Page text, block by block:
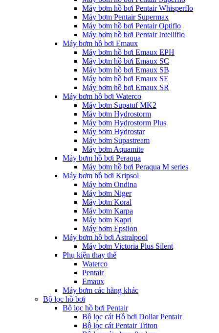
Máy bơm hồ bơi Pentair Whisperflo
Máy bơm Pentair Supermax
Máy bơm hồ bơi Pentair Optiflo
Máy bơm hồ bơi Pentair Intelliflo
Máy bơm hồ bơi Emaux
Máy bơm hồ bơi Emaux EPH
Máy bơm hồ bơi Emaux SC
Máy bơm hồ bơi Emaux SB
Máy bơm hồ bơi Emaux SE
Máy bơm hồ bơi Emaux SR
Máy bơm hồ bơi Waterco
Máy bơm Supatuf MK2
Máy bơm Hydrostorm
Máy bơm Hydrostorm Plus
Máy bơm Hydrostar
Máy bơm Supastream
Máy bơm Aquamite
Máy bơm hồ bơi Peraqua
Máy bơm hồ bơi Peraqua M series
Máy bơm hồ bơi Kripsol
Máy bơm Ondina
Máy bơm Niger
Máy bơm Koral
Máy bơm Karpa
Máy bơm Kapri
Máy bơm Epsilon
Máy bơm hồ bơi Astralpool
Máy bơm Victoria Plus Silent
Phụ kiện thay thế
Waterco
Pentair
Emaux
Máy bơm các hãng khác
Bộ lọc hồ bơi
Bộ lọc hồ bơi Pentair
Bộ lọc cát Hồ bơi Dollar Pentair
Bộ lọc cát Pentair Triton